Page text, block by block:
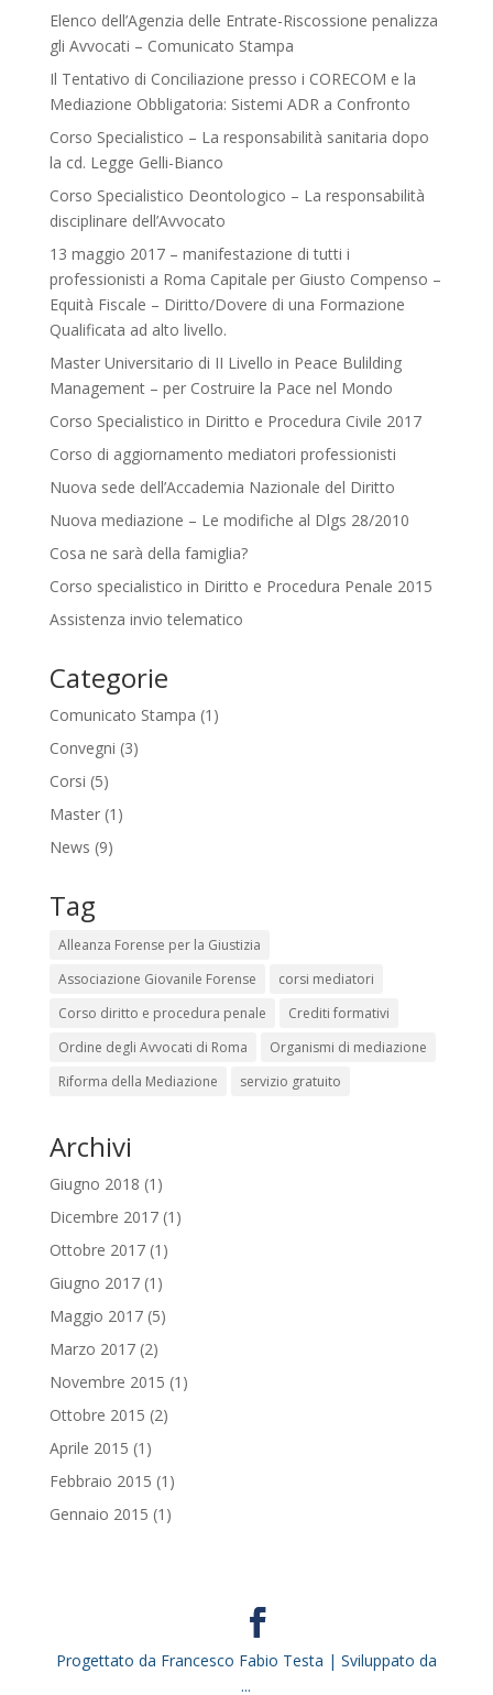
Elenco dell’Agenzia delle Entrate-Riscossione penalizza
gli Avvocati – Comunicato Stampa
Il Tentativo di Conciliazione presso i CORECOM e la
Mediazione Obbligatoria: Sistemi ADR a Confronto
Corso Specialistico – La responsabilità sanitaria dopo
la cd. Legge Gelli-Bianco
Corso Specialistico Deontologico – La responsabilità
disciplinare dell’Avvocato
13 maggio 2017 – manifestazione di tutti i
professionisti a Roma Capitale per Giusto Compenso –
Equità Fiscale – Diritto/Dovere di una Formazione
Qualificata ad alto livello.
Master Universitario di II Livello in Peace Bulilding
Management – per Costruire la Pace nel Mondo
Corso Specialistico in Diritto e Procedura Civile 2017
Corso di aggiornamento mediatori professionisti
Nuova sede dell’Accademia Nazionale del Diritto
Nuova mediazione – Le modifiche al Dlgs 28/2010
Cosa ne sarà della famiglia?
Corso specialistico in Diritto e Procedura Penale 2015
Assistenza invio telematico
Categorie
Comunicato Stampa (1)
Convegni (3)
Corsi (5)
Master(1)
News (9)
Tag
Alleanza Forense per la Giustizia
Associazione Giovanile Forense
corsi mediatori
Corso diritto e procedura penale
Crediti formativi
Ordine degli Avvocati di Roma
Organismi di mediazione
Riforma della Mediazione
servizio gratuito
Archivi
Giugno 2018 (1)
Dicembre 2017(1)
Ottobre 2017(1)
Giugno 2017(1)
Maggio 2017(5)
Marzo 2017(2)
Novembre 2015 (1)
Ottobre 2015 (2)
Aprile 2015 (1)
Febbraio 2015 (1)
Gennaio 2015 (1)
Progettato da Francesco Fabio Testa | Sviluppato da
...